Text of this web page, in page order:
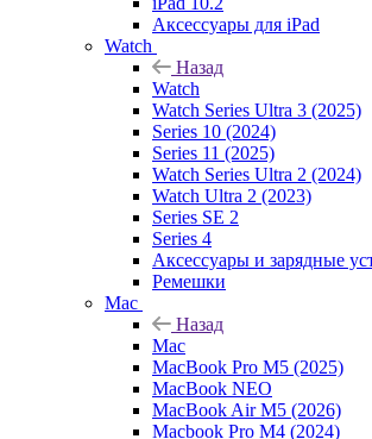
Аксессуары для iPad
Watch
Назад
Watch
Watch Series Ultra 3 (2025)
Series 10 (2024)
Series 11 (2025)
Watch Series Ultra 2 (2024)
Watch Ultra 2 (2023)
Series SE 2
Series 4
Аксессуары и зарядные
Ремешки
Mac
Назад
Mac
MacBook Pro M5 (2025)
MacBook NEO
MacBook Air M5 (2026)
Macbook Pro M4 (2024)